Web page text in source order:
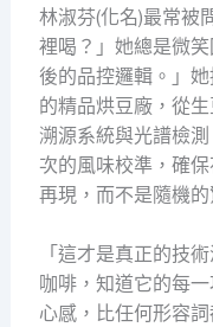
林淑芬(化名)最常被
裡喝？」她總是微
後的品控邏輯。」
的精品烘豆廠，從
溯源系統與光譜檢
次的風味校準，確
再現，而不是隨機的
「這才是真正的技
咖啡，知道它的每
心感，比任何形容詞